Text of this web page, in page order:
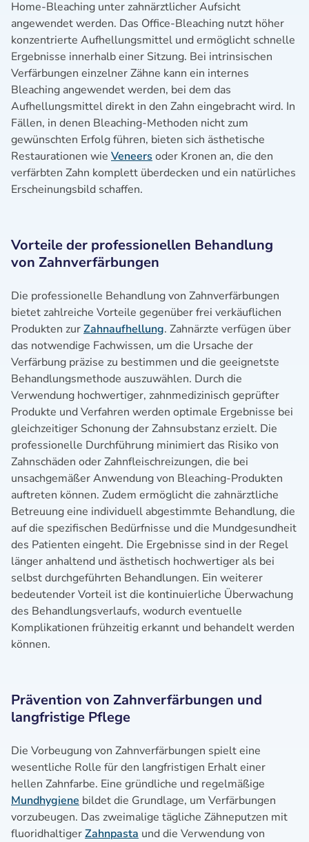
Home-Bleaching unter zahnärztlicher Aufsicht
angewendet werden. Das Office-Bleaching nutzt höher
konzentrierte Aufhellungsmittel und ermöglicht schnelle
Ergebnisse innerhalb einer Sitzung. Bei intrinsischen
Verfärbungen einzelner Zähne kann ein internes
Bleaching angewendet werden, bei dem das
Aufhellungsmittel direkt in den Zahn eingebracht wird. In
Fällen, in denen Bleaching-Methoden nicht zum
gewünschten Erfolg führen, bieten sich ästhetische
Restaurationen wie Veneers oder Kronen an, die den
verfärbten Zahn komplett überdecken und ein natürliches
Erscheinungsbild schaffen.
Vorteile der professionellen Behandlung
von Zahnverfärbungen
Die professionelle Behandlung von Zahnverfärbungen
bietet zahlreiche Vorteile gegenüber frei verkäuflichen
Produkten zurZahnaufhellung. Zahnärzte verfügen über
das notwendige Fachwissen, um die Ursache der
Verfärbung präzise zu bestimmen und die geeignetste
Behandlungsmethode auszuwählen. Durch die
Verwendung hochwertiger, zahnmedizinisch geprüfter
Produkte und Verfahren werden optimale Ergebnisse bei
gleichzeitiger Schonung der Zahnsubstanz erzielt. Die
professionelle Durchführung minimiert das Risiko von
Zahnschäden oder Zahnfleischreizungen, die bei
unsachgemäßer Anwendung von Bleaching-Produkten
auftreten können. Zudem ermöglicht die zahnärztliche
Betreuung eine individuell abgestimmte Behandlung, die
auf die spezifischen Bedürfnisse und die Mundgesundheit
des Patienten eingeht. Die Ergebnisse sind in der Regel
länger anhaltend und ästhetisch hochwertiger als bei
selbst durchgeführten Behandlungen. Ein weiterer
bedeutender Vorteil ist die kontinuierliche Überwachung
des Behandlungsverlaufs, wodurch eventuelle
Komplikationen frühzeitig erkannt und behandelt werden
können.
Prävention von Zahnverfärbungen und
langfristige Pflege
Die Vorbeugung von Zahnverfärbungen spielt eine
wesentliche Rolle für den langfristigen Erhalt einer
hellen Zahnfarbe. Eine gründliche und regelmäßige
Mundhygiene bildet die Grundlage, um Verfärbungen
vorzubeugen. Das zweimalige tägliche Zähneputzen mit
fluoridhaltigerZahnpasta und die Verwendung von